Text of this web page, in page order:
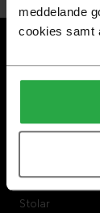
meddelande
cookies samt
Om
Fåtöljer
Stolar